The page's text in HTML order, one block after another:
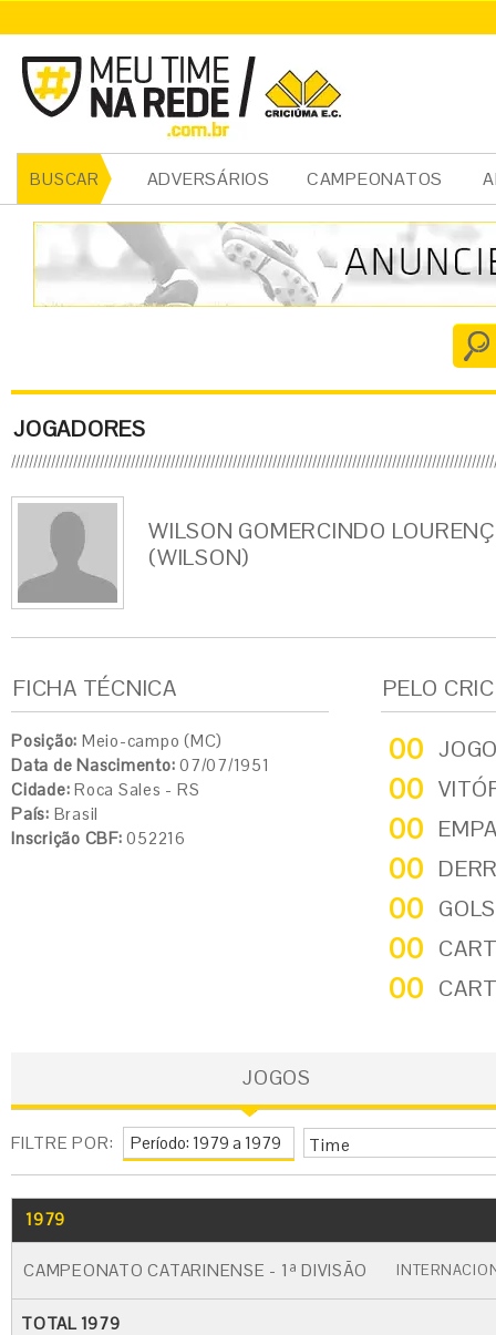
BUSCAR ADVERSÁRIOS CAMPEONATOS
JOGADORES
WILSON GOMERCINDO
(WILSON)
FICHA TÉCNICA
Posição: Meio-campo (MC)
Data de Nascimento: 07/07/1951
Cidade: Roca Sales - RS
País: Brasil
Inscrição CBF: 052216
PELO
00
00
00
00
00
00
00
JOGOS
FILTRE POR: Time
1979
CAMPEONATO CATARINENSE - 1ª DIVISÃO
TOTAL 1979